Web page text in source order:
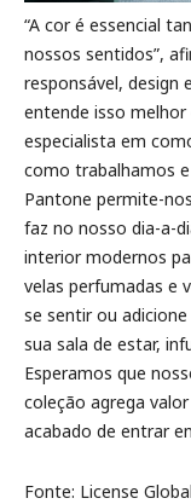
“A cor é essencial
nossos sentidos”,
responsável, design
entende isso
especialista em
como trabalhamos
Pantone permite-
faz no nosso dia-a-
interior modernos
velas perfumadas e
se sentir ou
sua sala de estar,
Esperamos que
coleção agrega
acabado de entrar
Fonte: License Global